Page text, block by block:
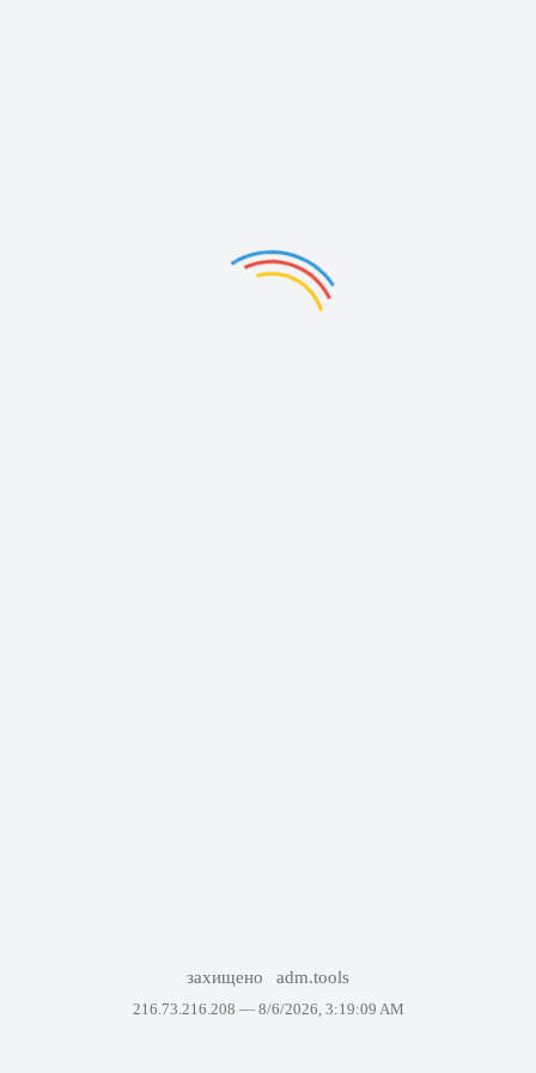
захищено adm.tools
216.73.216.208 — 8/6/2026, 3:19:09 AM